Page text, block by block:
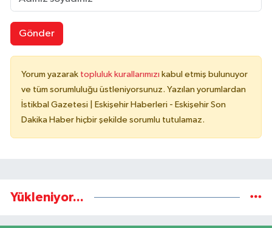
Gönder
Yorum yazarak topluluk kurallarımızı kabul etmiş bulunuyor
ve tüm sorumluluğu üstleniyorsunuz. Yazılan yorumlardan
İstikbal Gazetesi | Eskişehir Haberleri - Eskişehir Son
Dakika Haber hiçbir şekilde sorumlu tutulamaz.
Yükleniyor...